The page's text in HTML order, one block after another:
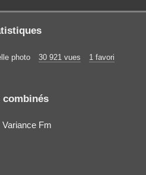
photo 30 921 vues 1 favori
combinés
Variance Fm